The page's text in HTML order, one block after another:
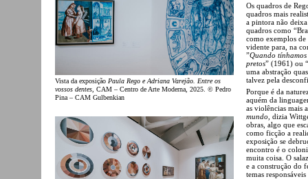
Vista da exposição Paula Rego e Adriana Varejão. Entre os
vossos dentes, CAM – Centro de Arte Moderna, 2025. © Pedro
Pina – CAM Gulbenkian
Os quadros de
quadros mais
a pintora não
quadros como
como exemplos
vidente para, na
”Quando tínhamos
pretos” (1961) ou “
uma abstração
talvez pela
Porque é da
aquém da
as violências mais
mundo , dizia
obras, algo que
como ficção a
exposição se
encontro é o
muita coisa. O
e a construção do
temas